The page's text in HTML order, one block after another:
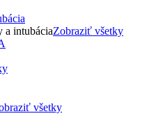
a intubáciaZobraziť všetky
všetky